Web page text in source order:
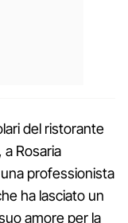
del ristorante
a Rosaria
professionista
ha lasciato un
amore per la